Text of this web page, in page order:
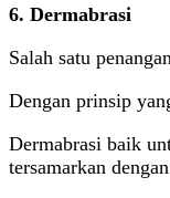
6. Dermabrasi
Salah satu
Dengan prinsip
Dermabrasi baik
tersamarkan